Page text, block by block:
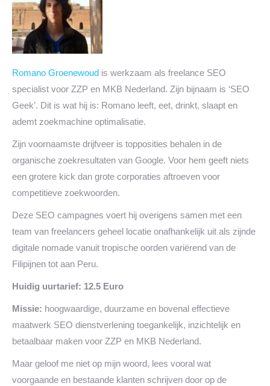
Romano Groenewoud is werkzaam als freelance SEO
specialist voor ZZP en MKB Nederland. Zijn bijnaam is ‘SEO
Geek’. Dit is wat hij is: Romano leeft, eet, drinkt, slaapt en
ademt zoekmachine optimalisatie.
Zijn voornaamste drijfveer is topposities behalen in de
organische zoekresultaten van Google. Voor hem geeft niets
een grotere kick dan grote corporaties aftroeven voor
competitieve zoekwoorden.
Deze SEO campagnes voert hij overigens samen met een
team van freelancers geheel locatie onafhankelijk uit als zijnde
digitale nomade vanuit tropische oorden variërend van de
Filipijnen tot aan Peru.
Huidig uurtarief: 12.5 Euro
Missie: hoogwaardige, duurzame en bovenal effectieve
maatwerk SEO dienstverlening toegankelijk, inzichtelijk en
betaalbaar maken voor ZZP en MKB Nederland.
Maar geloof me niet op mijn woord, lees vooral wat
voorgaande en bestaande klanten schrijven door op de